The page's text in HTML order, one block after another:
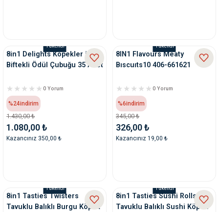
Tükendi
8in1 Delights Köpekler için
Biftekli Ödül Çubuğu 35 Adet
0 Yorum
%24indirim
1.430,00 ₺
1.080,00 ₺
Kazancınız 350,00 ₺
Tükendi
8IN1 Flavours Meaty
Bıscuıts10 406-661621
0 Yorum
%6indirim
345,00 ₺
326,00 ₺
Kazancınız 19,00 ₺
Tükendi
8in1 Tasties Twisters
Tavuklu Balıklı Burgu Köpek
Tükendi
8in1 Tasties Sushi Rolls
Tavuklu Balıklı Sushi Köpek